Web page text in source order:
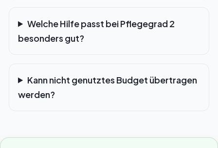
Welche Hilfe passt bei Pflegegrad 2
besonders gut?
Kann nicht genutztes Budget übertragen
werden?